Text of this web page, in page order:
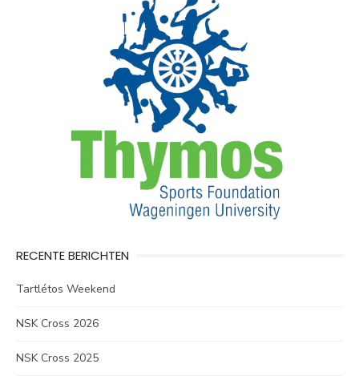
RECENTE BERICHTEN
Tartlétos Weekend
NSK Cross 2026
NSK Cross 2025